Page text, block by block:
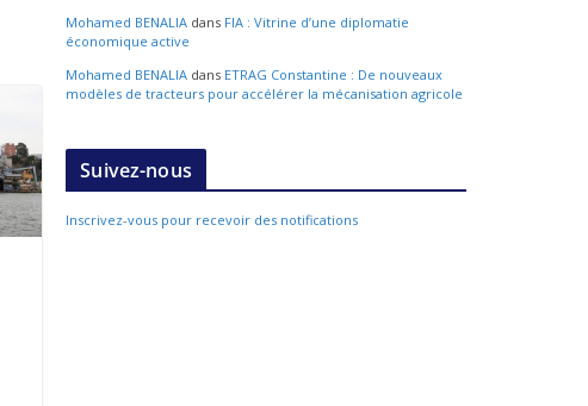
Mohamed BENALIA dans FIA : Vitrine d’une diplomatie
économique active
Mohamed BENALIA dans ETRAG Constantine : De nouveaux
modèles de tracteurs pour accélérer la mécanisation agricole
Suivez-nous
Inscrivez-vous pour recevoir des notifications